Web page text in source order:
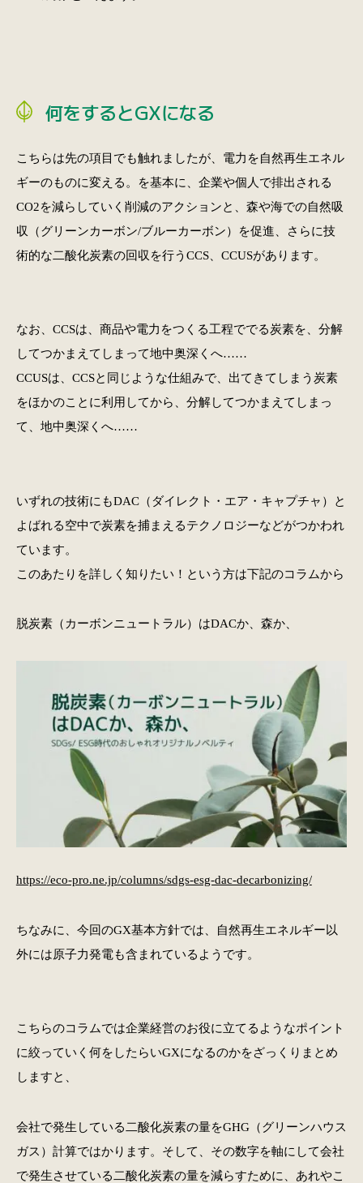
何をするとGXになる
こちらは先の項目でも触れましたが、電力を自然再生エネル
ギーのものに変える。を基本に、企業や個人で排出される
CO2を減らしていく削減のアクションと、森や海での自然吸
収（グリーンカーボン/ブルーカーボン）を促進、さらに技
術的な二酸化炭素の回収を行うCCS、CCUSがあります。
なお、CCSは、商品や電力をつくる工程ででる炭素を、分解
してつかまえてしまって地中奥深くへ……
CCUSは、CCSと同じような仕組みで、出てきてしまう炭素
をほかのことに利用してから、分解してつかまえてしまっ
て、地中奥深くへ……
いずれの技術にもDAC（ダイレクト・エア・キャプチャ）と
よばれる空中で炭素を捕まえるテクノロジーなどがつかわれ
ています。
このあたりを詳しく知りたい！という方は下記のコラムから
脱炭素（カーボンニュートラル）はDACか、森か、
https://eco-pro.ne.jp/columns/sdgs-esg-dac-decarbonizing/
ちなみに、今回のGX基本方針では、自然再生エネルギー以
外には原子力発電も含まれているようです。
こちらのコラムでは企業経営のお役に立てるようなポイント
に絞っていく何をしたらいGXになるのかをざっくりまとめ
しますと、
会社で発生している二酸化炭素の量をGHG（グリーンハウス
ガス）計算ではかります。そして、その数字を軸にして会社
で発生させている二酸化炭素の量を減らすために、あれやこ